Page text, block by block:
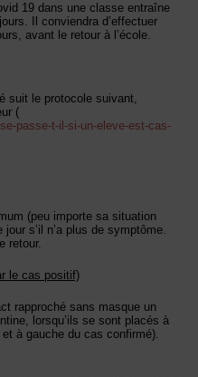
19 dans une classe entraîne
Il conviendra d’effectuer
avant le retour à l’école.
suit le protocole suivant,
(
passe-t-il-si-un-eleve-est-cas-
(peu importe sa situation
s’il n’a plus de symptôme.
retour.
le cas positif)
rapproché sans masque un
lorsqu’ils se sont placés à
à gauche du cas confirmé).